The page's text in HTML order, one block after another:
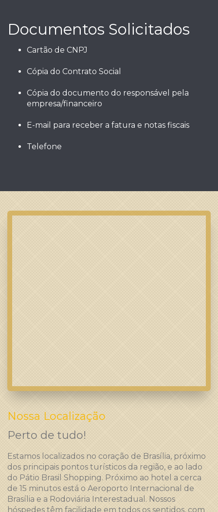
Documentos Solicitados
Cartão de CNPJ
Cópia do Contrato Social
Cópia do documento do responsável pela
empresa/financeiro
E-mail para receber a fatura e notas fiscais
Telefone
Nossa Localização
Perto de tudo!
Estamos localizados no coração de Brasília, próximo
dos principais pontos turísticos da região, e ao lado
do Pátio Brasil Shopping. Próximo ao hotel a cerca
de 15 minutos está o Aeroporto Internacional de
Brasília e a Rodoviária Interestadual. Nossos
hóspedes têm facilidade em todos os sentidos, com